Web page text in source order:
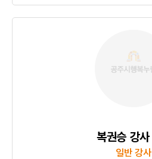
복권승 강사
일반 강사